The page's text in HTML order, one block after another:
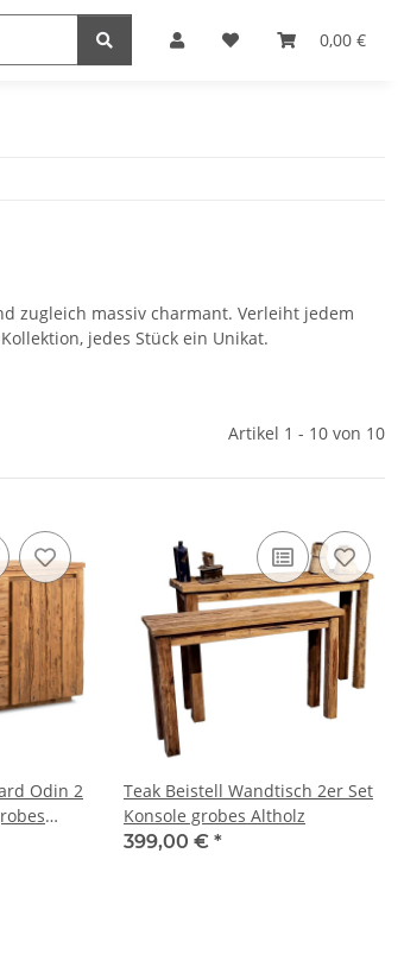
0,00 €
Edelstahl Schmuck Möbel Serien
zugleich massiv charmant. Verleiht jedem
jedes Stück ein Unikat.
Artikel 1 - 10 von 10
Odin 2
Teak Beistell Wandtisch 2er Set
Konsole grobes Altholz
399,00 € *